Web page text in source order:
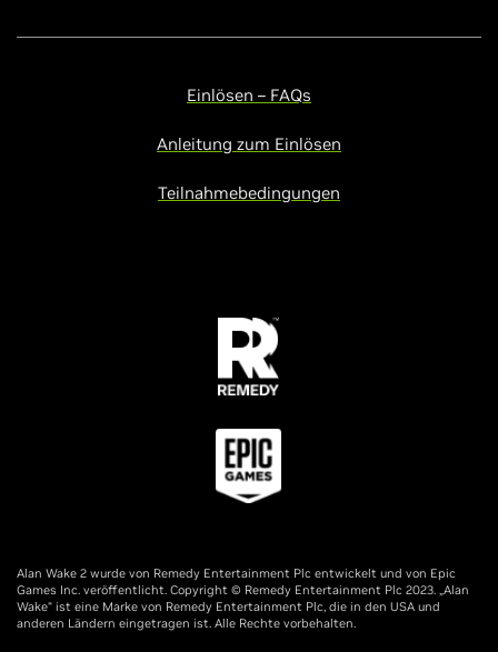
Einlösen – FAQs
Anleitung zum Einlösen
Teilnahmebedingungen
Alan Wake 2 wurde von Remedy Entertainment Plc entwickelt und von Epic
Games Inc. veröffentlicht. Copyright © Remedy Entertainment Plc 2023. „Alan
Wake“ ist eine Marke von Remedy Entertainment Plc, die in den USA und
anderen Ländern eingetragen ist. Alle Rechte vorbehalten.